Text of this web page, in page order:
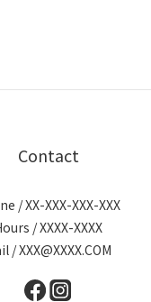
Contact
/ XX-XXX-XXX-XXX
/ XXXX-XXXX
/ XXX@XXXX.COM